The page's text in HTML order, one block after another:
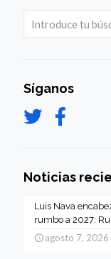
Síganos
Noticias
Luis Nava
rumbo a 2027:
agosto 7, 2026